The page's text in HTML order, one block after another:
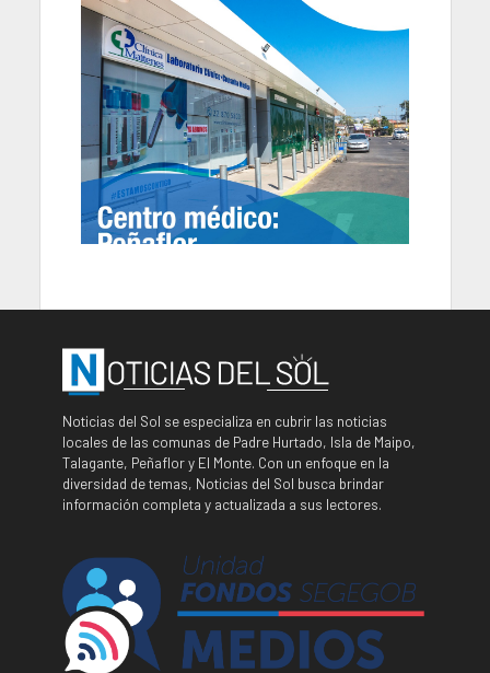
Noticias del Sol se especializa en cubrir las noticias
locales de las comunas de Padre Hurtado, Isla de Maipo,
Talagante, Peñaflor y El Monte. Con un enfoque en la
diversidad de temas, Noticias del Sol busca brindar
información completa y actualizada a sus lectores.